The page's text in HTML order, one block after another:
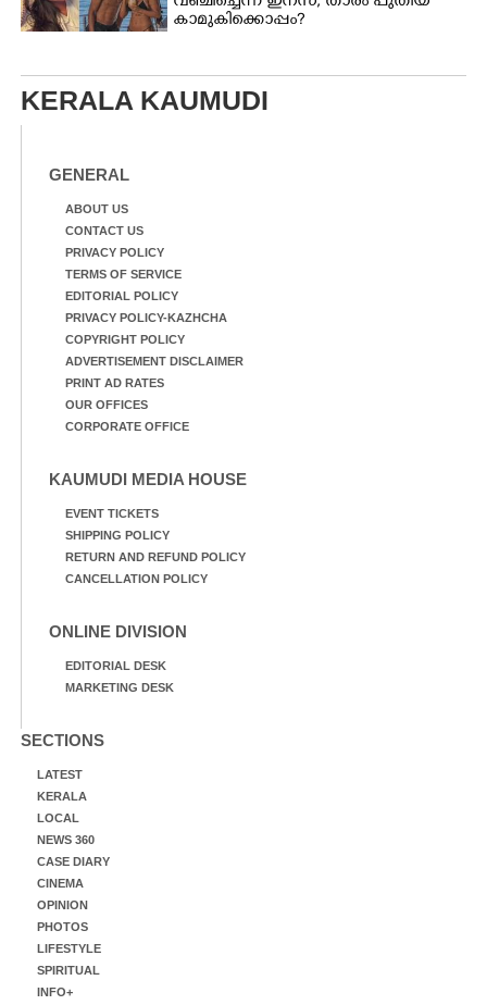
കാമുകിക്കൊപ്പം?
KERALA KAUMUDI
GENERAL
ABOUT US
CONTACT US
PRIVACY POLICY
TERMS OF SERVICE
EDITORIAL POLICY
PRIVACY POLICY-KAZHCHA
COPYRIGHT POLICY
ADVERTISEMENT DISCLAIMER
PRINT AD RATES
OUR OFFICES
CORPORATE OFFICE
KAUMUDI MEDIA HOUSE
EVENT TICKETS
SHIPPING POLICY
RETURN AND REFUND POLICY
CANCELLATION POLICY
ONLINE DIVISION
EDITORIAL DESK
MARKETING DESK
SECTIONS
LATEST
KERALA
LOCAL
NEWS 360
CASE DIARY
CINEMA
OPINION
PHOTOS
LIFESTYLE
SPIRITUAL
INFO+